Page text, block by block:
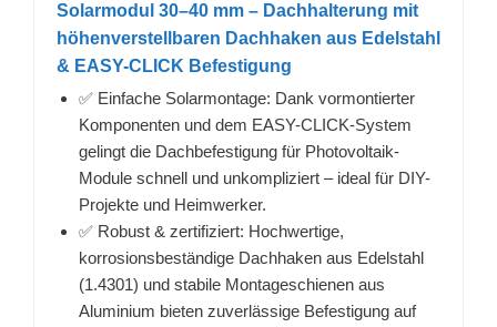
Solarmodul 30–40 mm – Dachhalterung mit
höhenverstellbaren Dachhaken aus Edelstahl
& EASY-CLICK Befestigung
✅ Einfache Solarmontage: Dank vormontierter
Komponenten und dem EASY-CLICK-System
gelingt die Dachbefestigung für Photovoltaik-
Module schnell und unkompliziert – ideal für DIY-
Projekte und Heimwerker.
✅ Robust & zertifiziert: Hochwertige,
korrosionsbeständige Dachhaken aus Edelstahl
(1.4301) und stabile Montageschienen aus
Aluminium bieten zuverlässige Befestigung auf